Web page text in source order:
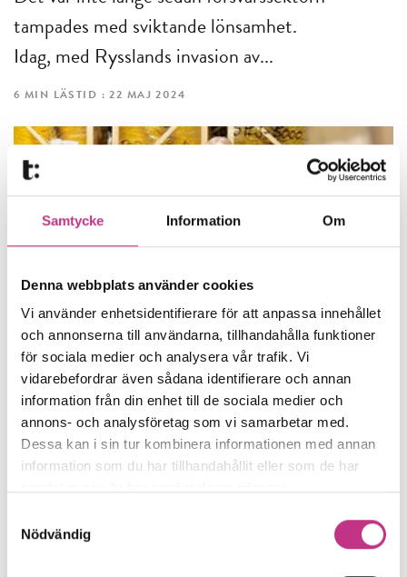
Samtycke Information Om
Denna webbplats använder cookies
Vi använder enhetsidentifierare för att anpassa innehållet
och annonserna till användarna, tillhandahålla funktioner
för sociala medier och analysera vår trafik. Vi
vidarebefordrar även sådana identifierare och annan
information från din enhet till de sociala medier och
annons- och analysföretag som vi samarbetar med.
Dessa kan i sin tur kombinera informationen med annan
information som du har tillhandahållit eller som de har
Nödvändig
tampades med sviktande lönsamhet.
Idag, med Rysslands invasion av...
6 MIN LÄSTID : 22 MAJ 2024
ENTREPRENÖRSKAP
Företaget som sopar undan alla hinder
Broddson sopar bort allt från ökensand
till is på vägar världen över – och bidrar
till säkrare resor för...
5 MIN LÄSTID : 24 APR 2024